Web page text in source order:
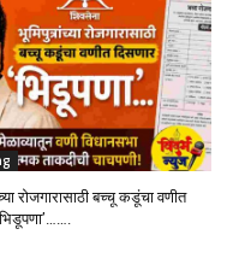
रोजगारासाठी बच्चू कडूंचा वणीत